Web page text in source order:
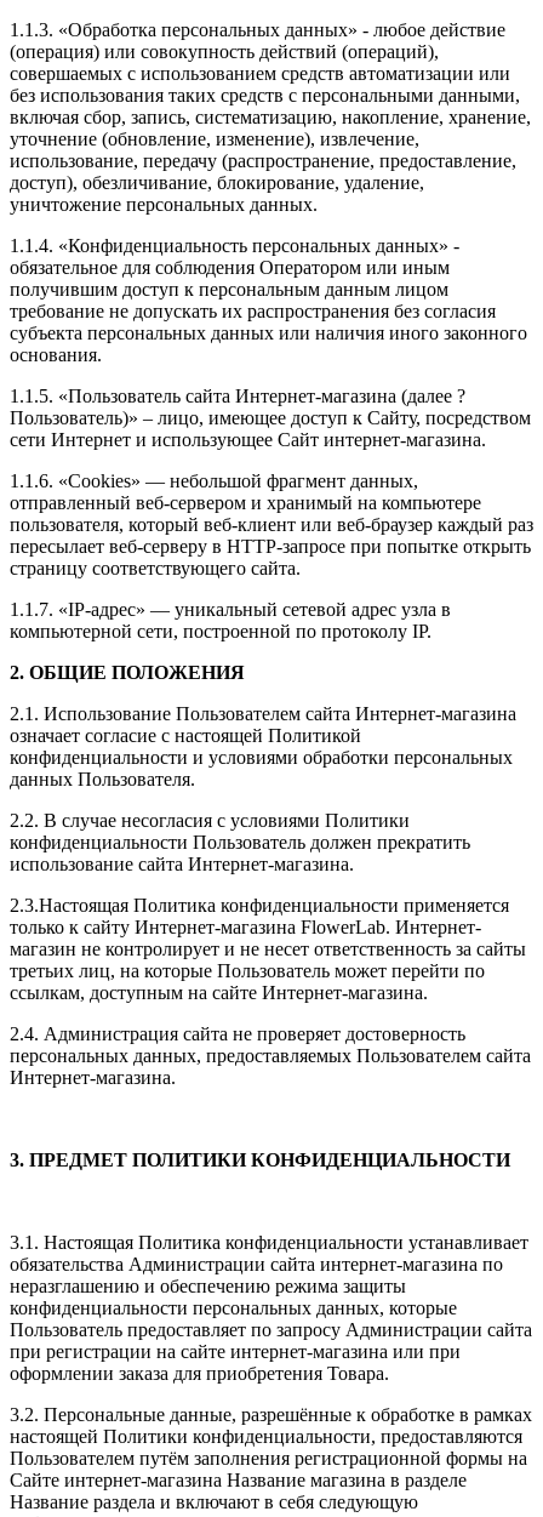
1.1.3. «Обработка персональных данных» - любое действие
(операция) или совокупность действий (операций),
совершаемых с использованием средств автоматизации или
без использования таких средств с персональными данными,
включая сбор, запись, систематизацию, накопление, хранение,
уточнение (обновление, изменение), извлечение,
использование, передачу (распространение, предоставление,
доступ), обезличивание, блокирование, удаление,
уничтожение персональных данных.
1.1.4. «Конфиденциальность персональных данных» -
обязательное для соблюдения Оператором или иным
получившим доступ к персональным данным лицом
требование не допускать их распространения без согласия
субъекта персональных данных или наличия иного законного
основания.
1.1.5. «Пользователь сайта Интернет-магазина (далее ?
Пользователь)» – лицо, имеющее доступ к Сайту, посредством
сети Интернет и использующее Сайт интернет-магазина.
1.1.6. «Cookies» — небольшой фрагмент данных,
отправленный веб-сервером и хранимый на компьютере
пользователя, который веб-клиент или веб-браузер каждый раз
пересылает веб-серверу в HTTP-запросе при попытке открыть
страницу соответствующего сайта.
1.1.7. «IP-адрес» — уникальный сетевой адрес узла в
компьютерной сети, построенной по протоколу IP.
2. ОБЩИЕ ПОЛОЖЕНИЯ
2.1. Использование Пользователем сайта Интернет-магазина
означает согласие с настоящей Политикой
конфиденциальности и условиями обработки персональных
данных Пользователя.
2.2. В случае несогласия с условиями Политики
конфиденциальности Пользователь должен прекратить
использование сайта Интернет-магазина.
2.3.Настоящая Политика конфиденциальности применяется
только к сайту Интернет-магазина FlowerLab. Интернет-
магазин не контролирует и не несет ответственность за сайты
третьих лиц, на которые Пользователь может перейти по
ссылкам, доступным на сайте Интернет-магазина.
2.4. Администрация сайта не проверяет достоверность
персональных данных, предоставляемых Пользователем сайта
Интернет-магазина.
3. ПРЕДМЕТ ПОЛИТИКИ КОНФИДЕНЦИАЛЬНОСТИ
3.1. Настоящая Политика конфиденциальности устанавливает
обязательства Администрации сайта интернет-магазина по
неразглашению и обеспечению режима защиты
конфиденциальности персональных данных, которые
Пользователь предоставляет по запросу Администрации сайта
при регистрации на сайте интернет-магазина или при
оформлении заказа для приобретения Товара.
3.2. Персональные данные, разрешённые к обработке в рамках
настоящей Политики конфиденциальности, предоставляются
Пользователем путём заполнения регистрационной формы на
Сайте интернет-магазина Название магазина в разделе
Название раздела и включают в себя следующую